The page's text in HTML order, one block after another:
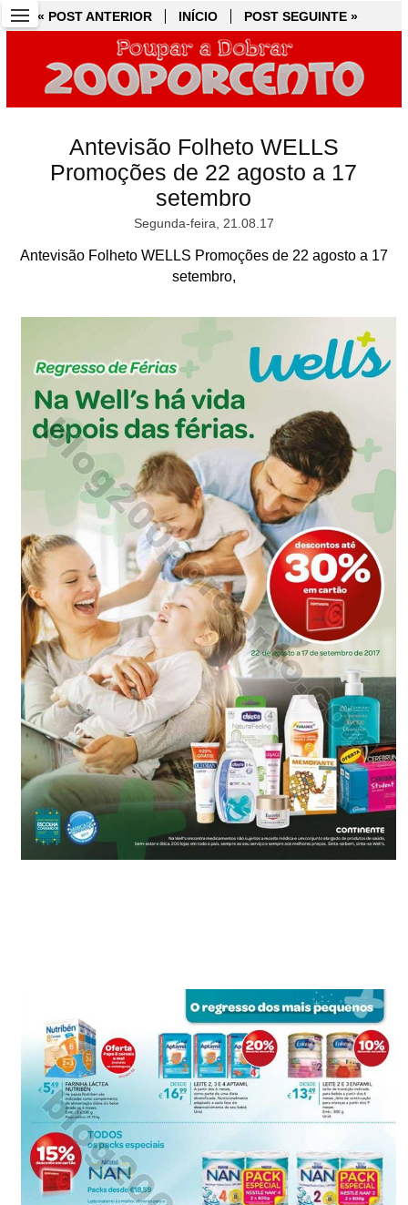
« POST ANTERIOR INÍCIO POST SEGUINTE »
Antevisão Folheto WELLS
Promoções de 22 agosto a 17
setembro
Segunda-feira, 21.08.17
Antevisão Folheto WELLS Promoções de 22 agosto a 17
setembro,
« POST ANTERIOR INÍCIO POST SEGUINTE »